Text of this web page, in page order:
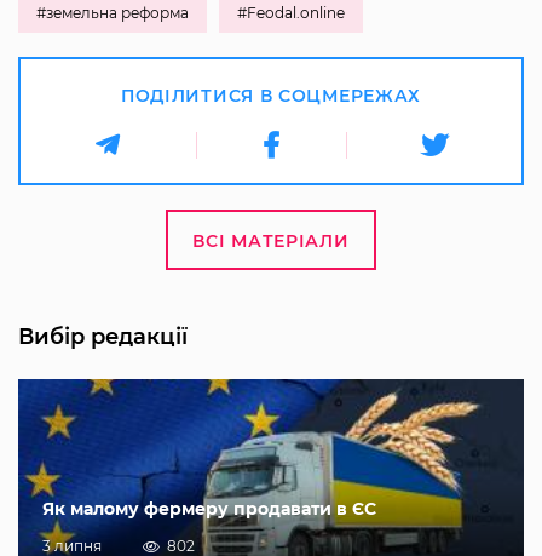
#земельна реформа #Feodal.online
ПОДІЛИТИСЯ В СОЦМЕРЕЖАХ
ВСІ МАТЕРІАЛИ
Вибір редакції
Як малому фермеру продавати в ЄС
3 липня 802